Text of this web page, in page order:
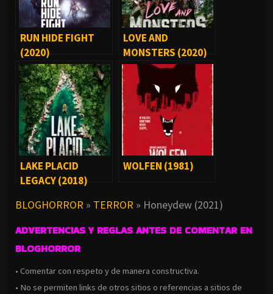
RUN HIDE FIGHT
(2020)
LOVE AND
MONSTERS (2020)
LAKE PLACID
LEGACY (2018)
WOLFEN (1981)
BLOGHORROR » TERROR » Honeydew (2021)
ADVERTENCIAS Y REGLAS ANTES DE COMENTAR EN
BLOGHORROR
• Comentar con respeto y de manera constructiva.
• No se permiten links de otros sitios o referencias a sitios de